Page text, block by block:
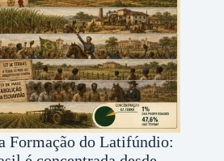
Formação do Latifúndio: